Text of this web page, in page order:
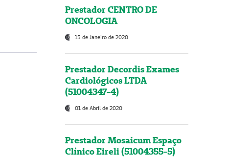
Prestador CENTRO DE
ONCOLOGIA
15 de Janeiro de 2020
Prestador Decordis Exames
Cardiológicos LTDA
(51004347-4)
01 de Abril de 2020
Prestador Mosaicum Espaço
Clínico Eireli (51004355-5)